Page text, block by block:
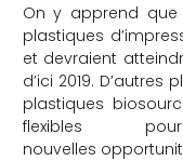
On y apprend que
plastiques
et devraient
d’ici 2019.
plastiques
flexibles
nouvelles